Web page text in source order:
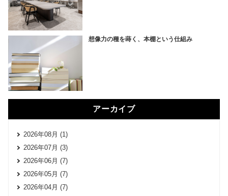
想像力の種を蒔く、本棚という仕組み
アーカイブ
2026年08月 (1)
2026年07月 (3)
2026年06月 (7)
2026年05月 (7)
2026年04月 (7)